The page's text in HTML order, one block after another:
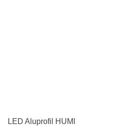
LED Aluprofil HUMI